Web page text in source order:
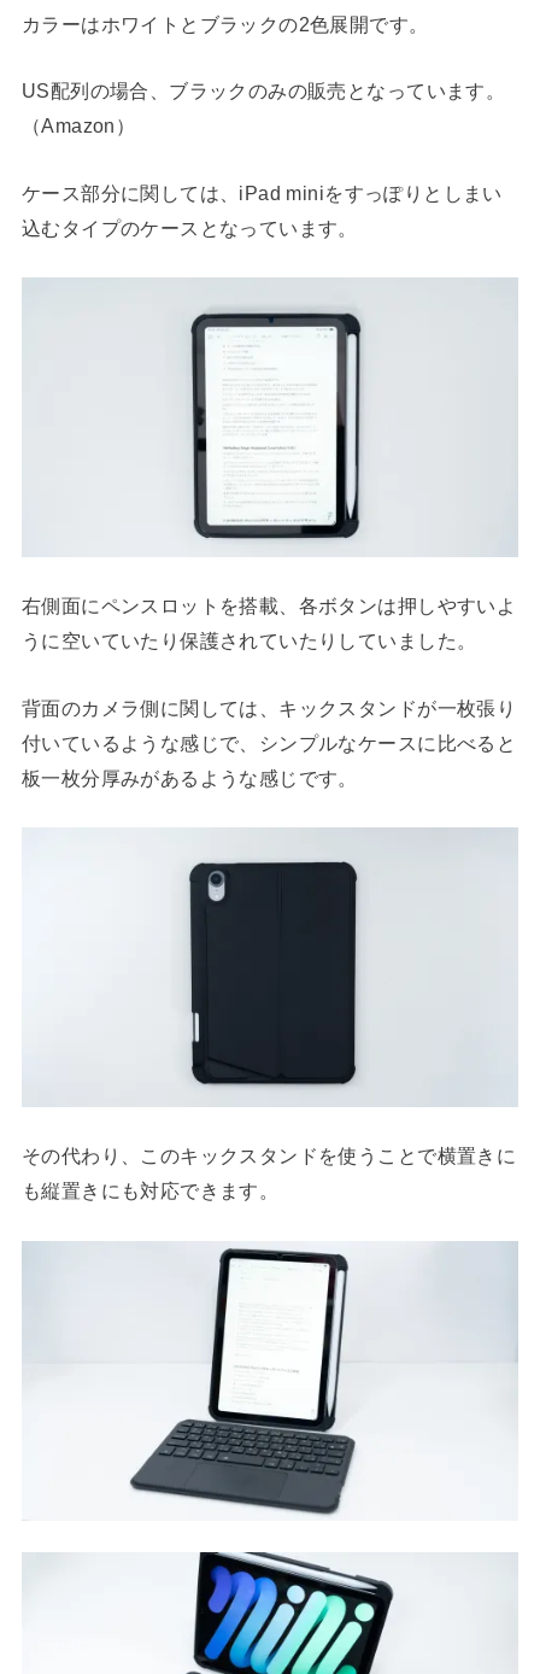
カラーはホワイトとブラックの2色展開です。
US配列の場合、ブラックのみの販売となっています。
（Amazon）
ケース部分に関しては、iPad miniをすっぽりとしまい
込むタイプのケースとなっています。
右側面にペンスロットを搭載、各ボタンは押しやすいよ
うに空いていたり保護されていたりしていました。
背面のカメラ側に関しては、キックスタンドが一枚張り
付いているような感じで、シンプルなケースに比べると
板一枚分厚みがあるような感じです。
その代わり、このキックスタンドを使うことで横置きに
も縦置きにも対応できます。